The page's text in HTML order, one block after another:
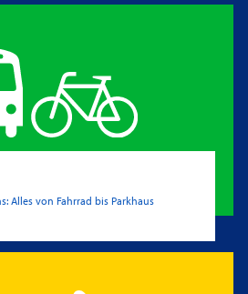
Alles von Fahrrad bis Parkhaus